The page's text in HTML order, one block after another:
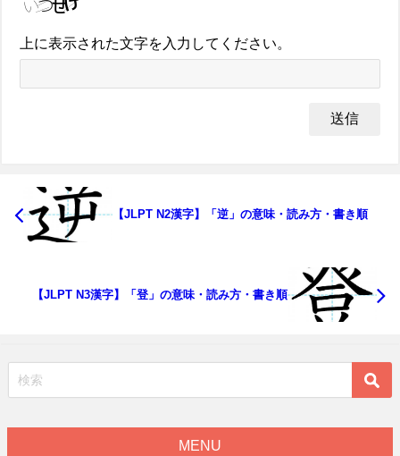
上に表示された文字を入力してください。
【JLPT N2漢字】「逆」の意味・読み方・書き順
【JLPT N3漢字】「登」の意味・読み方・書き順
MENU